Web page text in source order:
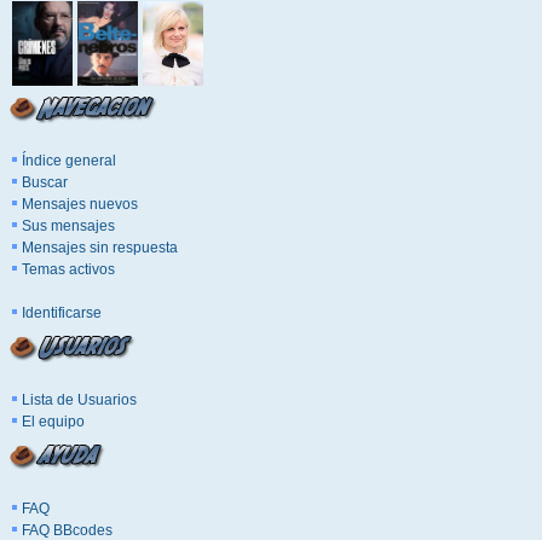
Índice general
Buscar
Mensajes nuevos
Sus mensajes
Mensajes sin respuesta
Temas activos
Identificarse
Lista de Usuarios
El equipo
FAQ
FAQ BBcodes